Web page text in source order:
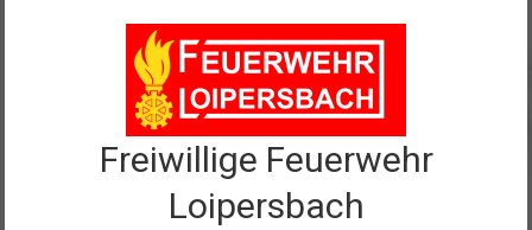
Freiwillige Feuerwehr
Loipersbach